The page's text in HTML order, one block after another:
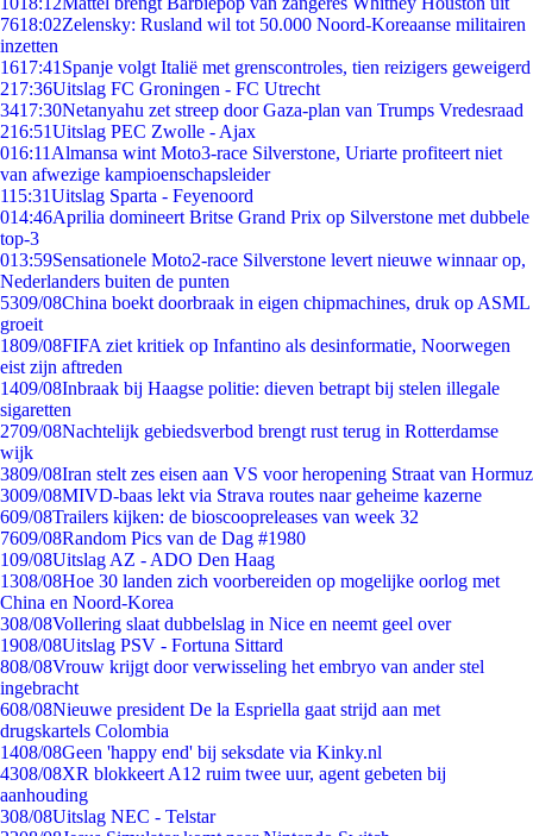
7618:02Zelensky: Rusland wil tot 50.000 Noord-Koreaanse militairen
inzetten
1617:41 Spanje volgt Italië met grenscontroles, tien reizigers geweigerd
217:36Uitslag FC Groningen - FC Utrecht
3417:30Netanyahu zet streep door Gaza-plan van Trumps Vredesraad
216:51Uitslag PEC Zwolle - Ajax
016:11 Almansa wint Moto3-race Silverstone, Uriarte profiteert niet
van afwezige kampioenschapsleider
115:31Uitslag Sparta - Feyenoord
014:46Aprilia domineert Britse Grand Prix op Silverstone met dubbele
top-3
013:59Sensationele Moto2-race Silverstone levert nieuwe winnaar op,
Nederlanders buiten de punten
5309/08China boekt doorbraak in eigen chipmachines, druk op ASML
groeit
1809/08FIFA ziet kritiek op Infantino als desinformatie, Noorwegen
eist zijn aftreden
1409/08Inbraak bij Haagse politie: dieven betrapt bij stelen illegale
sigaretten
2709/08Nachtelijk gebiedsverbod brengt rust terug in Rotterdamse
wijk
3809/08Iran stelt zes eisen aan VS voor heropening Straat van Hormuz
3009/08MIVD-baas lekt via Strava routes naar geheime kazerne
609/08Trailers kijken: de bioscoopreleases van week 32
7609/08Random Pics van de Dag #1980
109/08Uitslag AZ - ADO Den Haag
1308/08Hoe 30 landen zich voorbereiden op mogelijke oorlog met
China en Noord-Korea
308/08Vollering slaat dubbelslag in Nice en neemt geel over
1908/08Uitslag PSV - Fortuna Sittard
808/08Vrouw krijgt door verwisseling het embryo van ander stel
ingebracht
608/08Nieuwe president De la Espriella gaat strijd aan met
drugskartels Colombia
1408/08Geen 'happy end' bij seksdate via Kinky.nl
4308/08XR blokkeert A12 ruim twee uur, agent gebeten bij
aanhouding
308/08Uitslag NEC - Telstar